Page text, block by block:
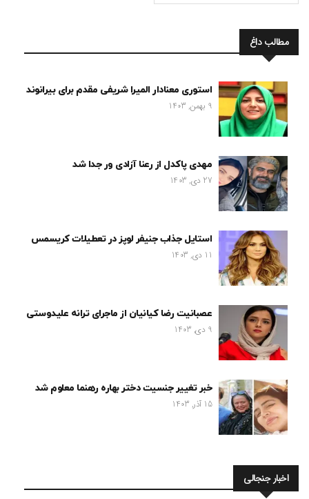
مطالب داغ
استوری معنادار المیرا شریفی مقدم برای بیرانوند
9 بهمن, 1403
مهدی پاکدل از رعنا آزادی ور جدا شد
27 دی, 1403
استایل جذاب جنیفر لوپز در تعطیلات کریسمس
11 دی, 1403
عصبانیت رضا کیانیان از ماجرای ترانه علیدوستی
9 دی, 1403
خبر تغییر جنسیت دختر بهاره رهنما معلوم شد
15 آذر, 1403
اخبار جنجالی